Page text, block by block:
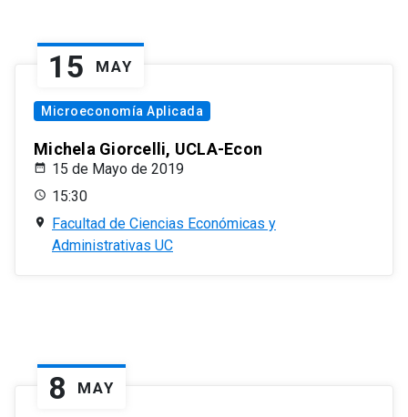
15 MAY
Microeconomía Aplicada
Michela Giorcelli, UCLA-Econ
15 de Mayo de 2019
15:30
Facultad de Ciencias Económicas y
Administrativas UC
8 MAY